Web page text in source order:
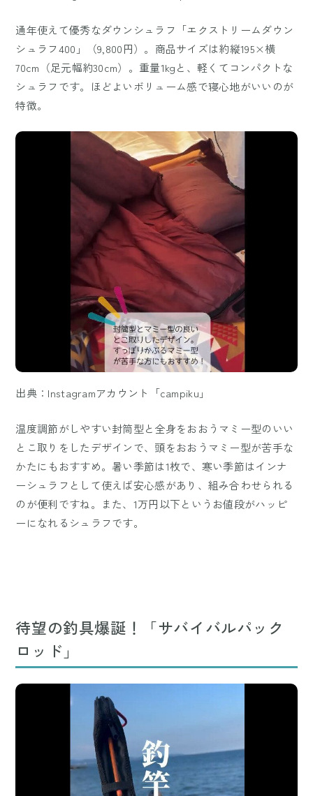
通年使えて優秀なダウンシュラフ「エクストリームダウン
シュラフ400」（9,800円）。商品サイズは約縦195×横
70cm（足元幅約30cm）。重量1kgと、軽くてコンパクトな
シュラフです。ほどよいボリューム感で寝心地がいいのが
特徴。
出典：Instagramアカウント「campiku」
温度調節がしやすい封筒型と全身をおおうマミー型のいい
とこ取りをしたデザインで、頭をおおうマミー型が苦手な
かたにもおすすめ。暑い季節は1枚で、寒い季節はインナ
ーシュラフとして使えば安心感があり、組み合わせられる
のが便利ですね。また、1万円以下というお値段がハッピ
ーになれるシュラフです。
待望の釣具爆誕！「サバイバルパック
ロッド」